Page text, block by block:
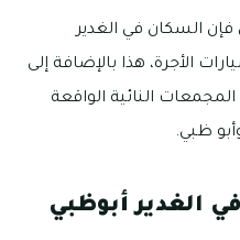
فإن السكان في الغدير
الأجرة، هذا بالإضافة إلى
النائية الواقعة
ظبي.
الغدير أبوظبي